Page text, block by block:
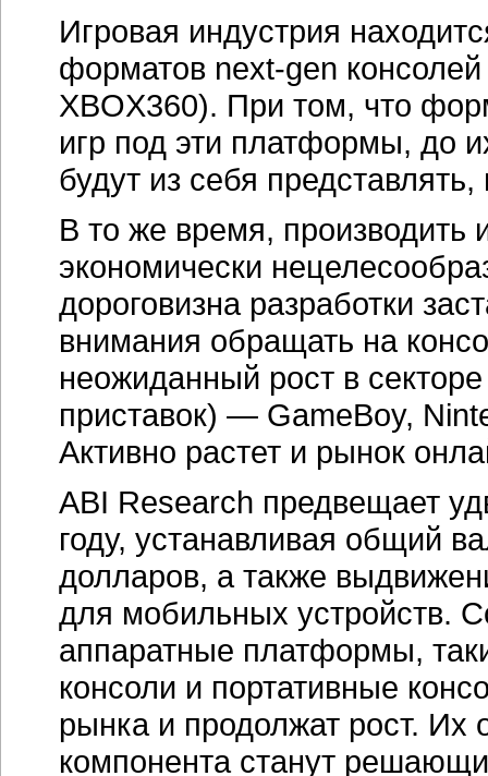
Игровая индустрия
форматов next-gen
XBOX360). При том, что
игр под эти платформы, до
будут из себя
В то же время, производить
экономически
дороговизна разработки
внимания обращать на
неожиданный рост в
приставок) — GameBoy,
Активно растет и рынок
ABI Research предвещает
году, устанавливая общий
долларов, а также
для мобильных устройств.
аппаратные платформы,
консоли и портативные
рынка и продолжат рост. Их
компонента станут